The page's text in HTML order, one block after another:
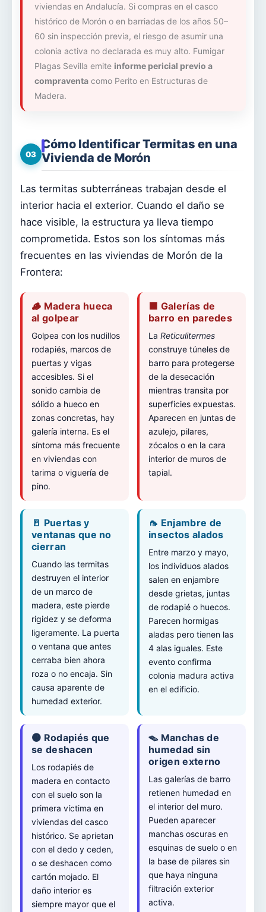
viviendas en Andalucía. Si compras en el casco
histórico de Morón o en barriadas de los años 50–
60 sin inspección previa, el riesgo de asumir una
colonia activa no declarada es muy alto. Fumigar
Plagas Sevilla emite informe pericial previo a
compraventa como Perito en Estructuras de
Madera.
03
Cómo Identificar Termitas en una
Vivienda de Morón
Las termitas subterráneas trabajan desde el
interior hacia el exterior. Cuando el daño se
hace visible, la estructura ya lleva tiempo
comprometida. Estos son los síntomas más
frecuentes en las viviendas de Morón de la
Frontera:
🪵 Madera hueca
al golpear
Golpea con los nudillos
rodapiés, marcos de
puertas y vigas
accesibles. Si el
sonido cambia de
sólido a hueco en
zonas concretas, hay
galería interna. Es el
síntoma más frecuente
en viviendas con
tarima o viguería de
pino.
🟫 Galerías de
barro en paredes
La Reticulitermes
construye túneles de
barro para protegerse
de la desecación
mientras transita por
superficies expuestas.
Aparecen en juntas de
azulejo, pilares,
zócalos o en la cara
interior de muros de
tapial.
🚪 Puertas y
ventanas que no
cierran
Cuando las termitas
destruyen el interior
de un marco de
madera, este pierde
rigidez y se deforma
ligeramente. La puerta
o ventana que antes
cerraba bien ahora
roza o no encaja. Sin
causa aparente de
humedad exterior.
🦟 Enjambre de
insectos alados
Entre marzo y mayo,
los individuos alados
salen en enjambre
desde grietas, juntas
de rodapié o huecos.
Parecen hormigas
aladas pero tienen las
4 alas iguales. Este
evento confirma
colonia madura activa
en el edificio.
🟤 Rodapiés que
se deshacen
Los rodapiés de
madera en contacto
con el suelo son la
primera víctima en
viviendas del casco
histórico. Se aprietan
con el dedo y ceden,
o se deshacen como
cartón mojado. El
daño interior es
siempre mayor que el
🪤 Manchas de
humedad sin
origen externo
Las galerías de barro
retienen humedad en
el interior del muro.
Pueden aparecer
manchas oscuras en
esquinas de suelo o en
la base de pilares sin
que haya ninguna
filtración exterior
activa.